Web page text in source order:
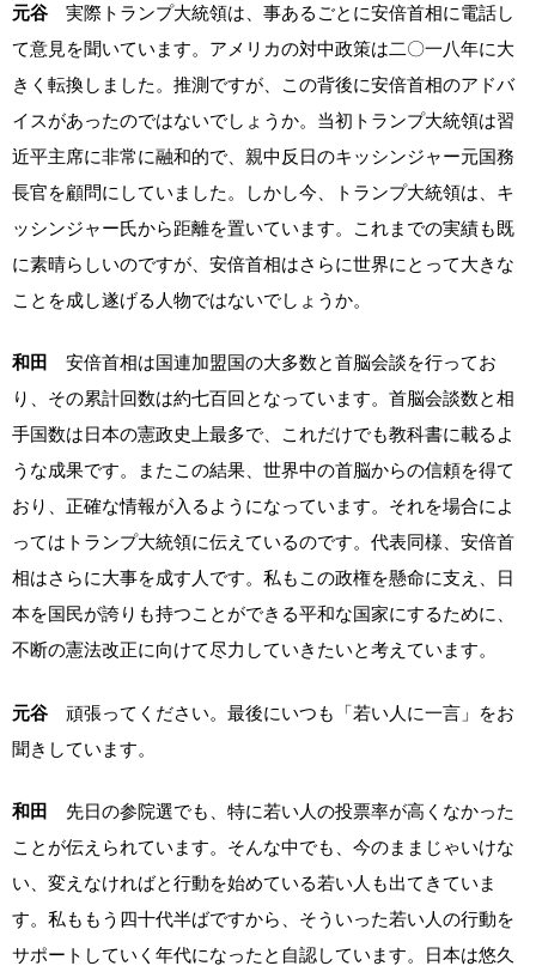
元谷 実際トランプ大統領は、事あるごとに安倍首相に電話し
て意見を聞いています。アメリカの対中政策は二〇一八年に大
きく転換しました。推測ですが、この背後に安倍首相のアドバ
イスがあったのではないでしょうか。当初トランプ大統領は習
近平主席に非常に融和的で、親中反日のキッシンジャー元国務
長官を顧問にしていました。しかし今、トランプ大統領は、キ
ッシンジャー氏から距離を置いています。これまでの実績も既
に素晴らしいのですが、安倍首相はさらに世界にとって大きな
ことを成し遂げる人物ではないでしょうか。
和田 安倍首相は国連加盟国の大多数と首脳会談を行ってお
り、その累計回数は約七百回となっています。首脳会談数と相
手国数は日本の憲政史上最多で、これだけでも教科書に載るよ
うな成果です。またこの結果、世界中の首脳からの信頼を得て
おり、正確な情報が入るようになっています。それを場合によ
ってはトランプ大統領に伝えているのです。代表同様、安倍首
相はさらに大事を成す人です。私もこの政権を懸命に支え、日
本を国民が誇りも持つことができる平和な国家にするために、
不断の憲法改正に向けて尽力していきたいと考えています。
元谷 頑張ってください。最後にいつも「若い人に一言」をお
聞きしています。
和田 先日の参院選でも、特に若い人の投票率が高くなかった
ことが伝えられています。そんな中でも、今のままじゃいけな
い、変えなければと行動を始めている若い人も出てきていま
す。私ももう四十代半ばですから、そういった若い人の行動を
サポートしていく年代になったと自認しています。日本は悠久